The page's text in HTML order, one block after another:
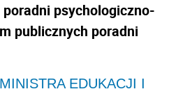
psychologiczno-
publicznych poradni
EDUKACJI I